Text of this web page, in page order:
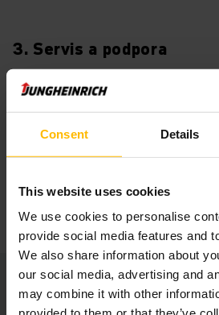
Consent Details
This website uses cookies
We use cookies to personalise
provide social media features and
We also share information about
our social media, advertising and
may combine it with other
3. Servis a podpora
Po ukončení projektu sme vám naďalej
podporou.
ĎALŠIE INFORMÁCIE